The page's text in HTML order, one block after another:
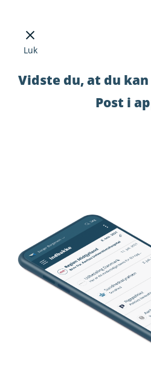
Luk
Vidste du, at du
Post i